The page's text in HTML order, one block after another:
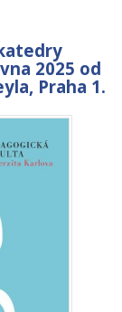
2025 od
Praha 1.